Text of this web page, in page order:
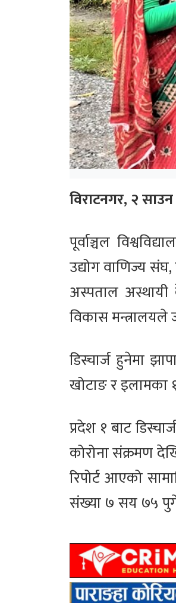
विराटनगर, २ साउन
पूर्वाञ्चल
उद्योग वाणिज्य
अस्पताल अस्थायी
विकास मन्त्रालयले
डिस्चार्ज हुनेमा
खोटाङ र इलामका
प्रदेश १ बाट
कोरोना संक्रमण
रिपोर्ट आएको
संख्या ७ सय ७५